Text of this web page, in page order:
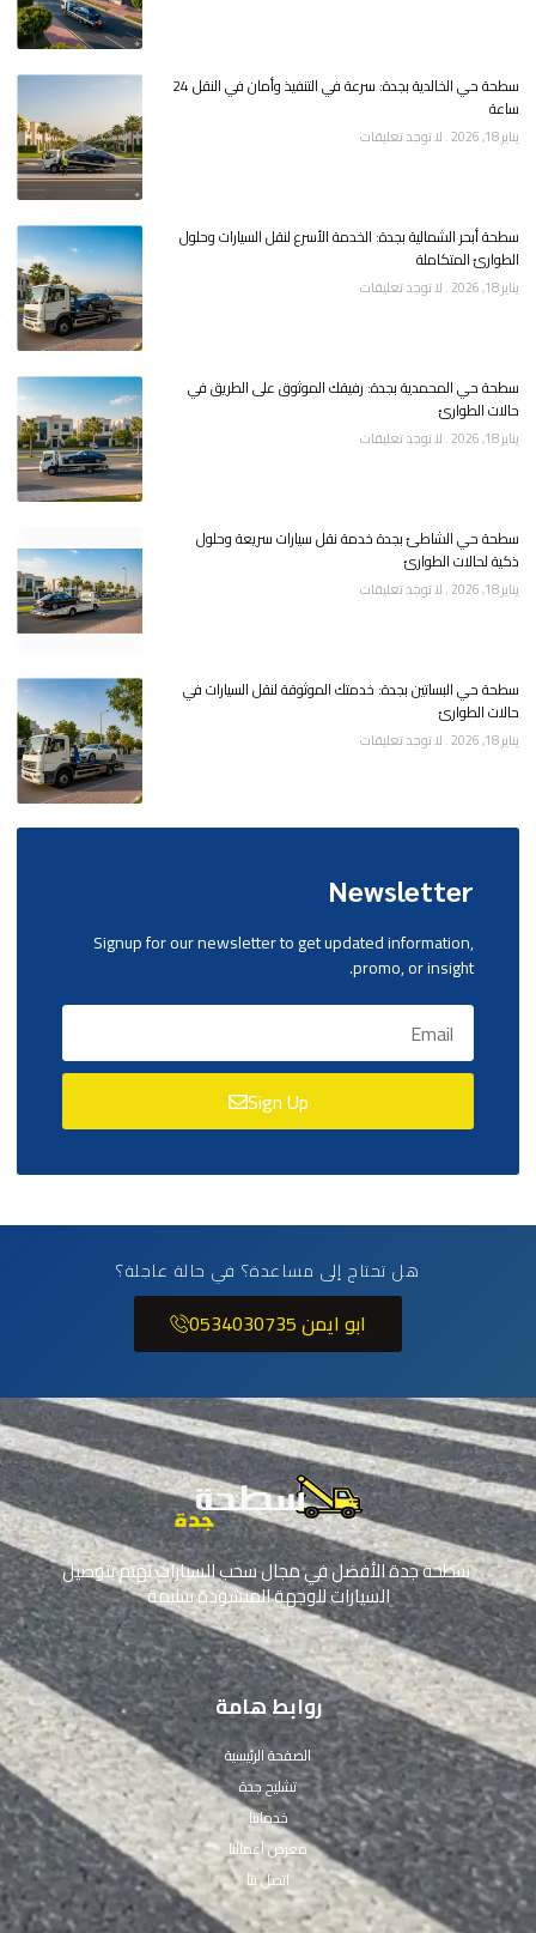
سطحة حي الخالدية بجدة: سرعة في التنفيذ وأمان في النقل 24
ساعة
يناير 18, 2026 لا توجد تعليقات
سطحة أبحر الشمالية بجدة: الخدمة الأسرع لنقل السيارات وحلول
الطوارئ المتكاملة
يناير 18, 2026 لا توجد تعليقات
سطحة حي المحمدية بجدة: رفيقك الموثوق على الطريق في
حالات الطوارئ
يناير 18, 2026 لا توجد تعليقات
سطحة حي الشاطئ بجدة خدمة نقل سيارات سريعة وحلول
ذكية لحالات الطوارئ
يناير 18, 2026 لا توجد تعليقات
سطحة حي البساتين بجدة: خدمتك الموثوقة لنقل السيارات في
حالات الطوارئ
يناير 18, 2026 لا توجد تعليقات
Newsletter
Signup for our newsletter to get updated information,
promo, or insight.
Sign Up
هل تحتاج إلى مساعدة؟ في حالة عاجلة؟
ابو ايمن 0534030735
سطحة جدة الأفضل في مجال سحب السيارات نهتم بتوصيل
السيارات للوجهة المنشودة سليمة
روابط هامة
الصفحة الرئيسية
تشليح جدة
خدماتنا
معرض أعمالنا
اتصل بنا